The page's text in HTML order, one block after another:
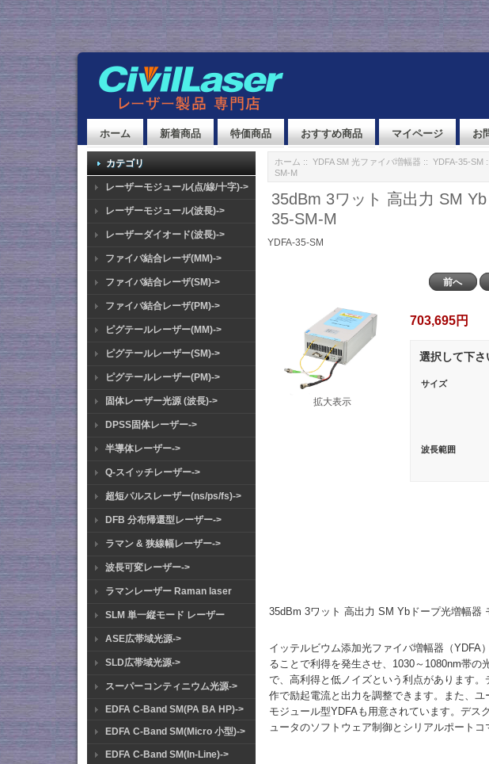
ホーム 新着商品 特価商品 おすすめ商品 マイページ お
カテゴリ
レーザーモジュール(点/線/十字)->
レーザーモジュール(波長)->
レーザーダイオード(波長)->
ファイバ結合レーザ(MM)->
ファイバ結合レーザ(SM)->
ファイバ結合レーザ(PM)->
ピグテールレーザー(MM)->
ピグテールレーザー(SM)->
ピグテールレーザー(PM)->
固体レーザー光源 (波長)->
DPSS固体レーザー->
半導体レーザー->
Q-スイッチレーザー->
超短パルスレーザー(ns/ps/fs)->
DFB 分布帰還型レーザー->
ラマン & 狭線幅レーザー->
波長可変レーザー->
ラマンレーザー Raman laser
SLM 単一縦モード レーザー
ASE広帯域光源->
SLD広帯域光源->
スーパーコンティニウム光源->
EDFA C-Band SM(PA BA HP)->
EDFA C-Band SM(Micro 小型)->
EDFA C-Band SM(In-Line)->
ホーム :: YDFA SM 光ファイバ増幅器 :: YDFA-35-SM
SM-M
35dBm 3ワット 高出力 SM
35-SM-M
YDFA-35-SM
前へ
拡大表示
703,695円
選択して下さ
サイズ
波長範囲
35dBm 3ワット 高出力 SM Ybドープ光増幅器
イッテルビウム添加光ファイバ増幅器（YDFA
ることで利得を発生させ、1030～1080nm帯
で、高利得と低ノイズという利点があります
作で励起電流と出力を調整できます。また、
モジュール型YDFAも用意されています。デス
ュータのソフトウェア制御とシリアルポートコ